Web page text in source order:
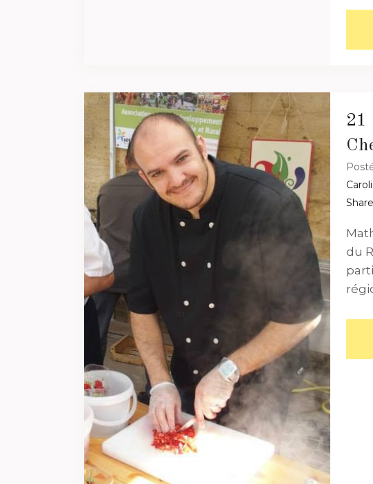
21
Share
du